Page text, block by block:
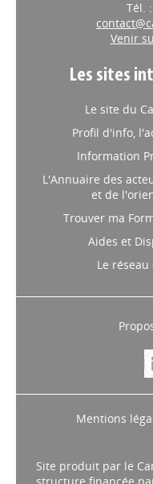
Tél.
Venir
Les sites
Le site du
Profil d'info,
Information
L'Annuaire des
et de
Trouver ma
Aides et
Le réseau
Mentions
Site produit par le